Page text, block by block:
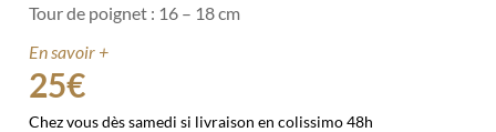
Tour de poignet : 16 – 18 cm
En savoir +
25€
Chez vous dès samedi si livraison en colissimo 48h